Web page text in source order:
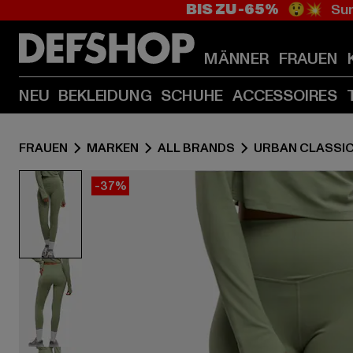
BIS ZU -65% 😲💥
MÄNNER FRAUEN
NEU BEKLEIDUNG SCHUHE ACCESSOIRES
FRAUEN MARKEN ALL BRANDS URBAN
-37%